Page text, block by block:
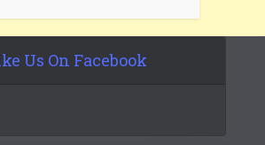
Us On Facebook